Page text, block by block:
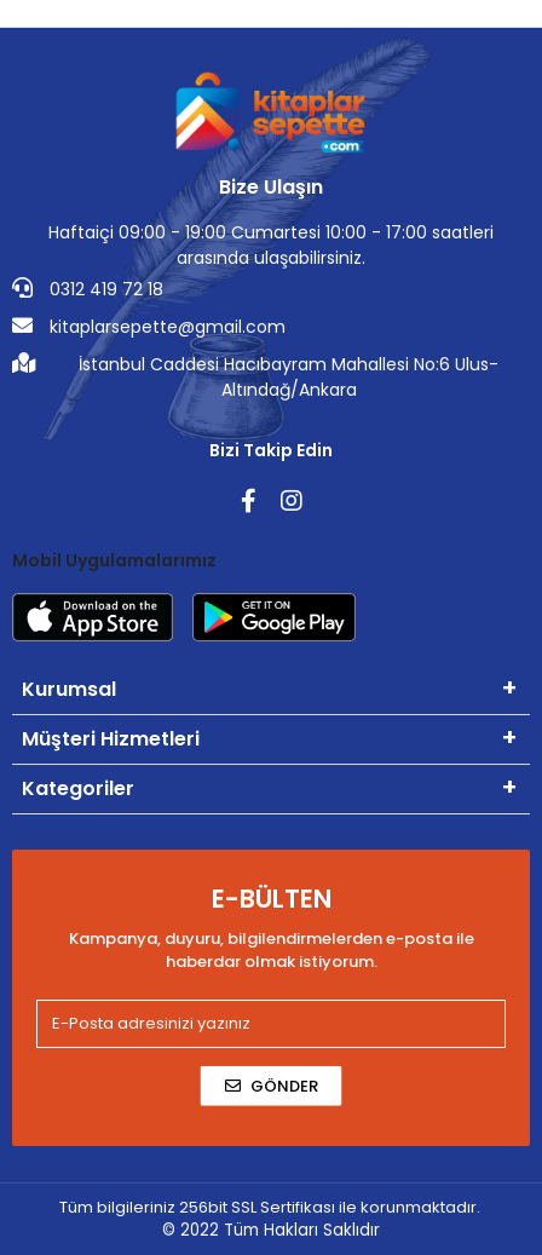
Bize Ulaşın
Haftaiçi 09:00 - 19:00 Cumartesi 10:00 - 17:00 saatleri
arasında ulaşabilirsiniz.
0312 419 72 18
kitaplarsepette@gmail.com
İstanbul Caddesi Hacıbayram Mahallesi No:6 Ulus-
Altındağ/Ankara
Bizi Takip Edin
Mobil Uygulamalarımız
Kurumsal
Müşteri Hizmetleri
Kategoriler
E-BÜLTEN
Kampanya, duyuru, bilgilendirmelerden e-posta ile
haberdar olmak istiyorum.
GÖNDER
Tüm bilgileriniz 256bit SSL Sertifikası ile korunmaktadır.
© 2022 Tüm Hakları Saklıdır